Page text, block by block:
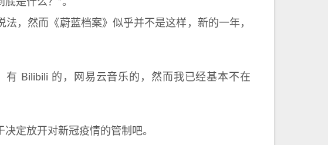
是什么？”。
，然而《蔚蓝档案》似乎并不是这样，新的一年，
Bilibili 的，网易云音乐的，然而我已经基本不在
定放开对新冠疫情的管制吧。